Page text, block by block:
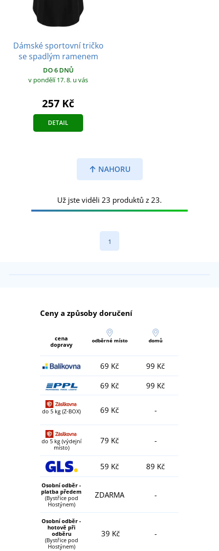
Dámské sportovní tričko
se spadlým ramenem
DO 6 DNŮ
v pondělí 17. 8. u vás
257 Kč
DETAIL
NAHORU
Už jste viděli 23 produktů z 23.
1
Ceny a způsoby doručení
cena
dopravy
odběrné místo domů
69 Kč
99 Kč
69 Kč
99 Kč
do 5 kg (Z-BOX) 69 Kč -
do 5 kg (výdejní
místo)
79 Kč -
59 Kč 89 Kč
Osobní odběr -
platba předem
(Bystřice pod
Hostýnem)
ZDARMA -
Osobní odběr -
hotově při
odběru
(Bystřice pod
Hostýnem)
39 Kč -